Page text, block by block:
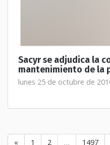
Sacyr se adjudica la
mantenimiento de la
lunes 25 de octubre de
« 1 2 … 1497